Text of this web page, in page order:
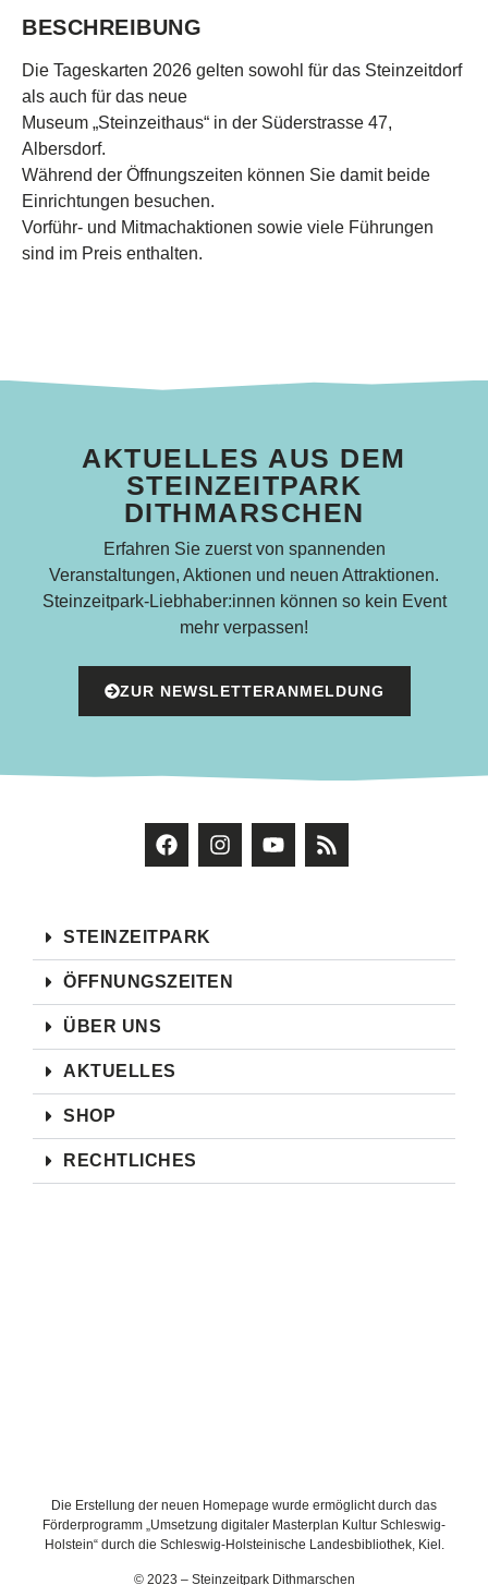
BESCHREIBUNG
Die Tageskarten 2026 gelten sowohl für das Steinzeitdorf
als auch für das neue
Museum „Steinzeithaus“ in der Süderstrasse 47,
Albersdorf.
Während der Öffnungszeiten können Sie damit beide
Einrichtungen besuchen.
Vorführ- und Mitmachaktionen sowie viele Führungen
sind im Preis enthalten.
AKTUELLES AUS DEM
STEINZEITPARK
DITHMARSCHEN
Erfahren Sie zuerst von spannenden
Veranstaltungen, Aktionen und neuen Attraktionen.
Steinzeitpark-Liebhaber:innen können so kein Event
mehr verpassen!
ZUR NEWSLETTERANMELDUNG
STEINZEITPARK
ÖFFNUNGSZEITEN
ÜBER UNS
AKTUELLES
SHOP
RECHTLICHES
Die Erstellung der neuen Homepage wurde ermöglicht durch das
Förderprogramm „Umsetzung digitaler Masterplan Kultur Schleswig-
Holstein“ durch die Schleswig-Holsteinische Landesbibliothek, Kiel.
© 2023 – Steinzeitpark Dithmarschen